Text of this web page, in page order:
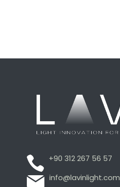
+90 312 267 56 57
info@lavinlight.com